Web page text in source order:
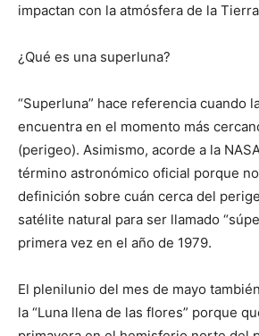
impactan con la atmósfera de la
¿Qué es una superluna?
“Superluna” hace referencia cuando
encuentra en el momento más
(perigeo). Asimismo, acorde a la
término astronómico oficial porque
definición sobre cuán cerca del
satélite natural para ser llamado
primera vez en el año de 1979.
El plenilunio del mes de mayo
la “Luna llena de las flores” porque